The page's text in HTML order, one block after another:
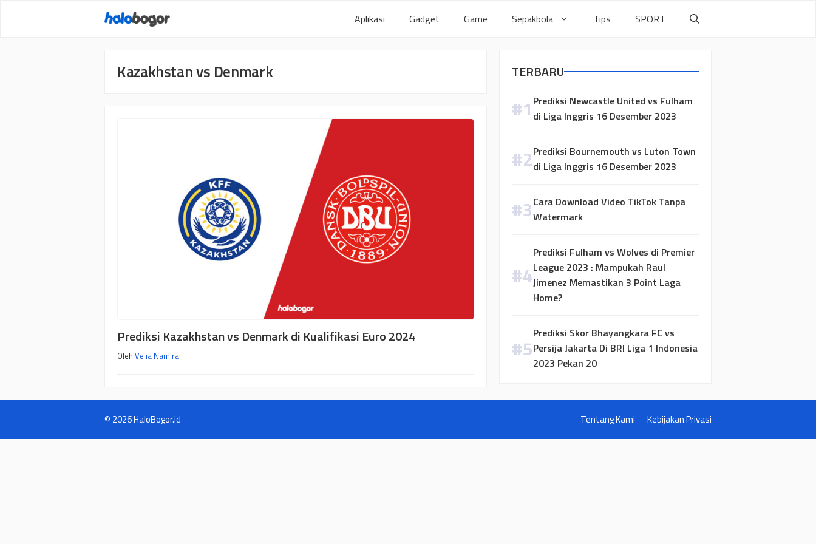
Aplikasi Gadget Game Sepakbola Tips SPORT
Kazakhstan vs Denmark
Prediksi Kazakhstan vs Denmark di Kualifikasi Euro 2024
Oleh Velia Namira
TERBARU
Prediksi Newcastle United vs Fulham
di Liga Inggris 16 Desember 2023
Prediksi Bournemouth vs Luton Town
di Liga Inggris 16 Desember 2023
Cara Download Video TikTok Tanpa
Watermark
Prediksi Fulham vs Wolves di Premier
League 2023 : Mampukah Raul
Jimenez Memastikan 3 Point Laga
Home?
Prediksi Skor Bhayangkara FC vs
Persija Jakarta Di BRI Liga 1 Indonesia
2023 Pekan 20
Tentang Kami Kebijakan Privasi
© 2026 HaloBogor.id